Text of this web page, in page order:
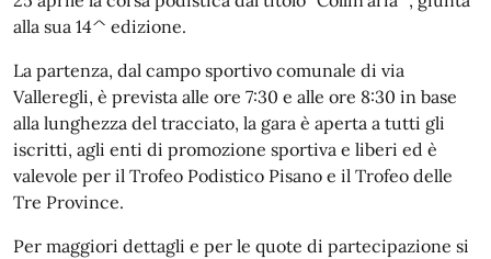
alla sua 14^ edizione.
La partenza, dal campo sportivo comunale di via
Valleregli, è prevista alle ore 7:30 e alle ore 8:30 in base
alla lunghezza del tracciato, la gara è aperta a tutti gli
iscritti, agli enti di promozione sportiva e liberi ed è
valevole per il Trofeo Podistico Pisano e il Trofeo delle
Tre Province.
Per maggiori dettagli e per le quote di partecipazione si